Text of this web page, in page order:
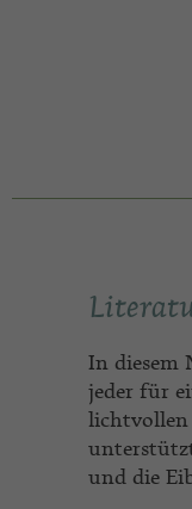
In diesem
jeder für
lichtvollen
und die